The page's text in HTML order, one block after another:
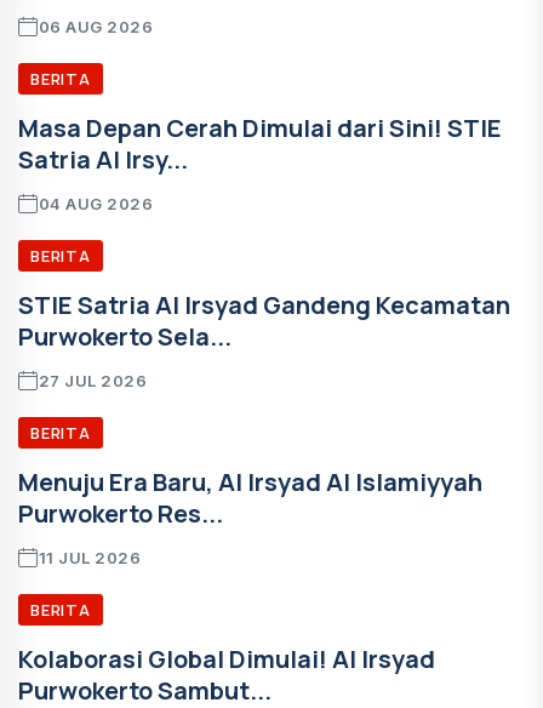
06 AUG 2026
BERITA
Masa Depan Cerah Dimulai dari Sini! STIE
Satria Al Irsy...
04 AUG 2026
BERITA
STIE Satria Al Irsyad Gandeng Kecamatan
Purwokerto Sela...
27 JUL 2026
BERITA
Menuju Era Baru, Al Irsyad Al Islamiyyah
Purwokerto Res...
11 JUL 2026
BERITA
Kolaborasi Global Dimulai! Al Irsyad
Purwokerto Sambut...